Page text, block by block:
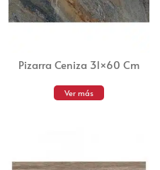
Pizarra Ceniza 31×60 Cm
Ver más